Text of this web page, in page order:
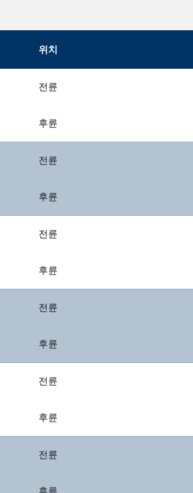
위치
전륜
후륜
전륜
후륜
전륜
후륜
전륜
후륜
전륜
후륜
전륜